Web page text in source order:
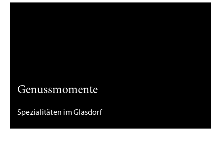
Genussmomente
Spezialitäten im Glasdorf